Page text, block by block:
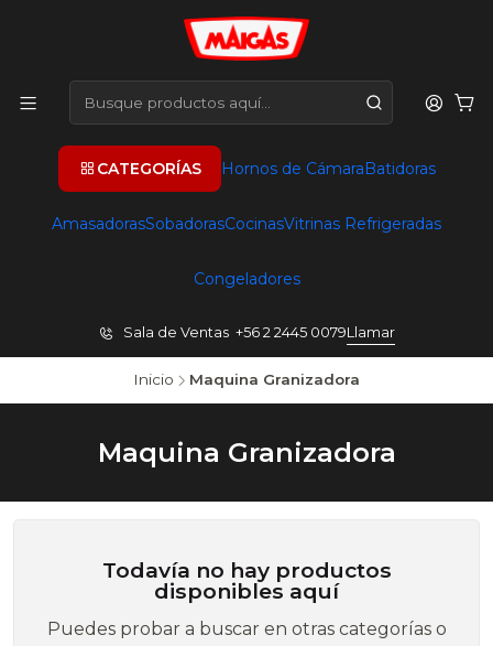
CATEGORÍAS Hornos de CámaraBatidoras
AmasadorasSobadorasCocinasVitrinas Refrigeradas
Congeladores
Sala de Ventas +56 2 2445 0079Llamar
Inicio Maquina Granizadora
Maquina Granizadora
Todavía no hay productos
disponibles aquí
Puedes probar a buscar en otras categorías o